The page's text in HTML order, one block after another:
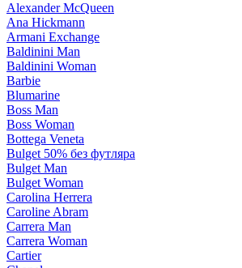
Alexander McQueen
Ana Hickmann
Armani Exchange
Baldinini Man
Baldinini Woman
Barbie
Blumarine
Boss Man
Boss Woman
Bottega Veneta
Bulget 50% без футляра
Bulget Man
Bulget Woman
Carolina Herrera
Caroline Abram
Carrera Man
Carrera Woman
Cartier